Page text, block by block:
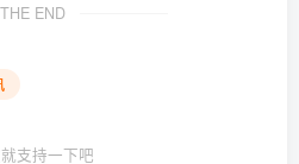
THE END
支持一下吧